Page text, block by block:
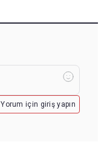
Yorum için giriş yapın